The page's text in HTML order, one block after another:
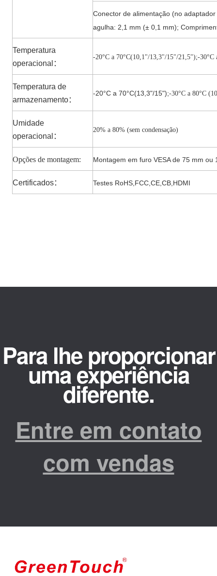
Conector de alimentação (no
agulha: 2,1 mm (± 0,1 mm);
Temperatura
operacional ：
-20°C a 70°C(10,1"/13,3"/15"/21,5");-30°C
Temperatura de
armazenamento：
-20°C a 70°C(13,3"/15");-30°C a 80°C
Umidade
operacional ：
20% a 80% (sem condensação)
Opções de montagem: Montagem em furo VESA de 75 mm ou
Certificados： Testes RoHS,FCC,CE,CB,HDMI
Para lhe proporcionar
uma experiência
diferente.
Entre em contato
com vendas